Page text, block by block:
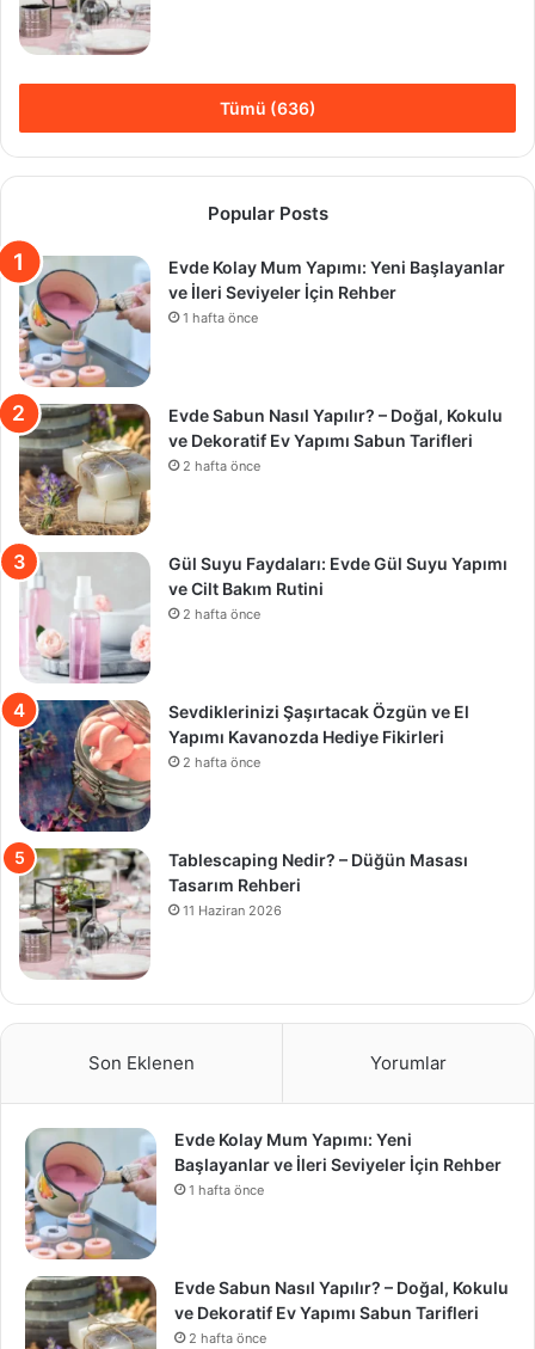
Tümü (636)
Popular Posts
Evde Kolay Mum Yapımı: Yeni Başlayanlar
ve İleri Seviyeler İçin Rehber
1 hafta önce
Evde Sabun Nasıl Yapılır? – Doğal, Kokulu
ve Dekoratif Ev Yapımı Sabun Tarifleri
2 hafta önce
Gül Suyu Faydaları: Evde Gül Suyu Yapımı
ve Cilt Bakım Rutini
2 hafta önce
Sevdiklerinizi Şaşırtacak Özgün ve El
Yapımı Kavanozda Hediye Fikirleri
2 hafta önce
Tablescaping Nedir? – Düğün Masası
Tasarım Rehberi
11 Haziran 2026
Son Eklenen Yorumlar
Evde Kolay Mum Yapımı: Yeni
Başlayanlar ve İleri Seviyeler İçin Rehber
1 hafta önce
Evde Sabun Nasıl Yapılır? – Doğal, Kokulu
ve Dekoratif Ev Yapımı Sabun Tarifleri
2 hafta önce